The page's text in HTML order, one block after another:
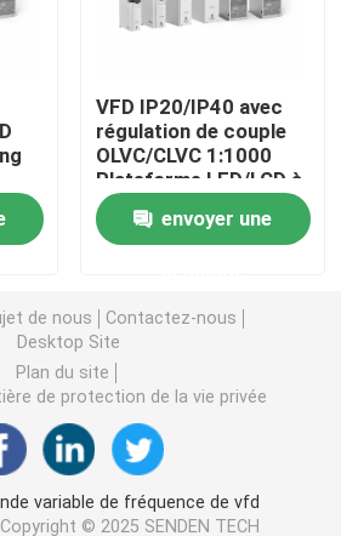
de vecteur
de VFD
variable pour grue
de véhicules électriques à
VFD IP20/IP40 avec
régulation de couple
OLVC/CLVC 1:1000
Plateforme LED/LCD à
plage de vitesse
envoyer une
de nous
Contactez-nous
Desktop Site
Plan du site
de protection de la vie privée
variable de fréquence de vfd
© 2025 SENDEN TECH